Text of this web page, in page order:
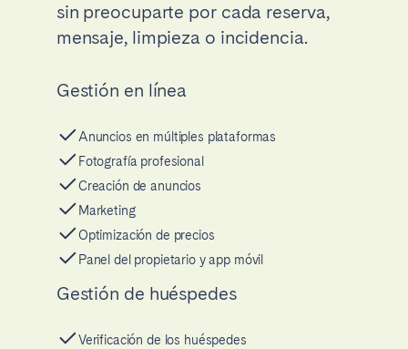
sin preocuparte por cada reserva,
mensaje, limpieza o incidencia.
Gestión en línea
Anuncios en múltiples plataformas
Fotografía profesional
Creación de anuncios
Marketing
Optimización de precios
Panel del propietario y app móvil
Gestión de huéspedes
Verificación de los huéspedes